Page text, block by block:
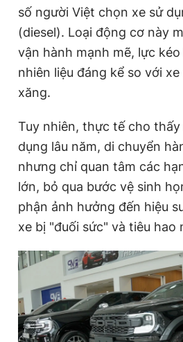
Tiện ích Bạn
Thông tin tòa soạn
Đọc Thanh Niên trên điện thoại
0906 645 777
Liên
0908
Đặt báo Quảng cáo RSS
số người Việt chọn xe sử
(diesel). Loại động cơ này
vận hành mạnh mẽ, lực
nhiên liệu đáng kể so với
xăng.
Tuy nhiên, thực tế cho thấy
dụng lâu năm, di chuyển
nhưng chỉ quan tâm các
lớn, bỏ qua bước vệ sinh
phận ảnh hưởng đến hiệu
xe bị "đuối sức" và tiêu hao